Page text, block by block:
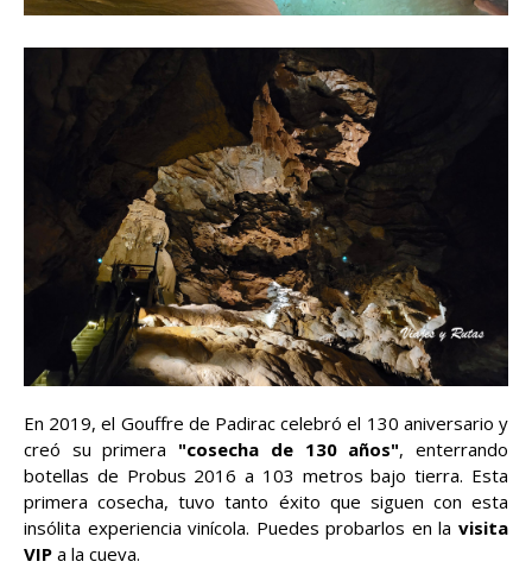
En 2019, el Gouffre de Padirac celebró el 130 aniversario y
creó su primera "cosecha de 130 años", enterrando
botellas de Probus 2016 a 103 metros bajo tierra. Esta
primera cosecha, tuvo tanto éxito que siguen con esta
insólita experiencia vinícola. Puedes probarlos en la visita
VIP a la cueva.